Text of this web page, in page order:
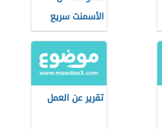
الأسمنت سريع
التصلب
تقرير عن العمل